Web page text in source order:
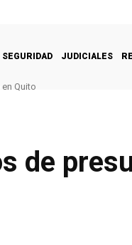
SEGURIDAD JUDICIALES
Quito
de